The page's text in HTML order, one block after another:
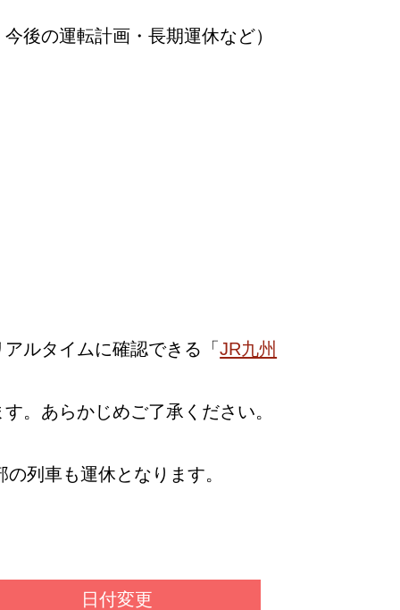
後の運転計画・長期運休など）
ルタイムに確認できる「JR九州
。あらかじめご了承ください。
列車も運休となります。
日付変更